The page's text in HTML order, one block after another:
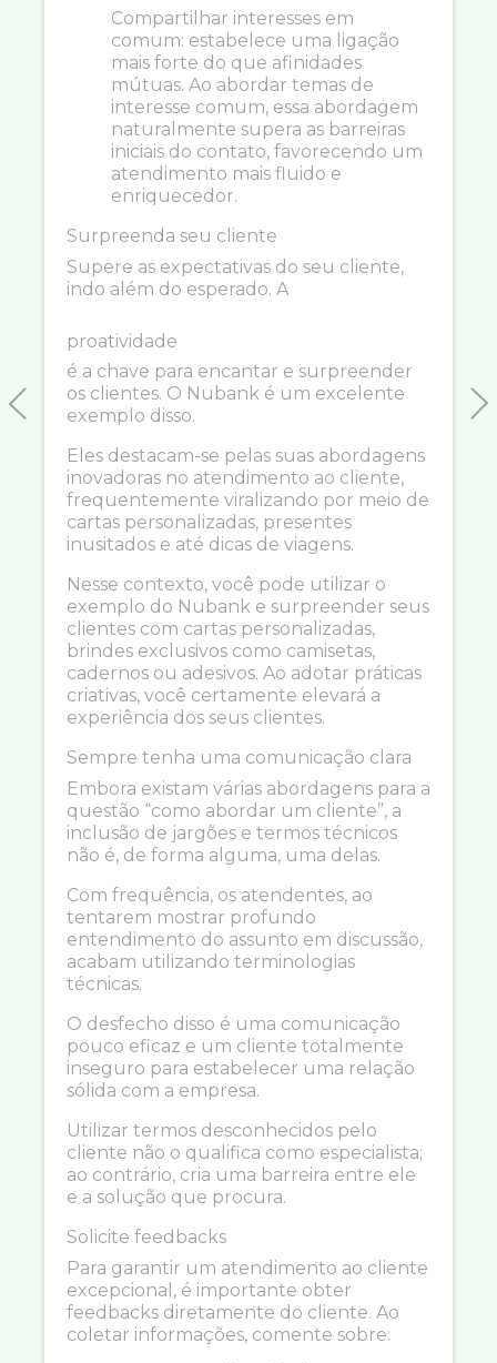
Previous
Compartilhar interesses em
comum: estabelece uma ligação
mais forte do que afinidades
mútuas. Ao abordar temas de
interesse comum, essa abordagem
naturalmente supera as barreiras
iniciais do contato, favorecendo um
atendimento mais fluido e
enriquecedor.
Surpreenda seu cliente
Supere as expectativas do seu cliente,
indo além do esperado. A
proatividade
é a chave para encantar e surpreender
os clientes. O Nubank é um excelente
exemplo disso.
Eles destacam-se pelas suas abordagens
inovadoras no atendimento ao cliente,
frequentemente viralizando por meio de
cartas personalizadas, presentes
inusitados e até dicas de viagens.
Nesse contexto, você pode utilizar o
exemplo do Nubank e surpreender seus
clientes com cartas personalizadas,
brindes exclusivos como camisetas,
cadernos ou adesivos. Ao adotar práticas
criativas, você certamente elevará a
experiência dos seus clientes.
Sempre tenha uma comunicação clara
Embora existam várias abordagens para a
questão “como abordar um cliente”, a
inclusão de jargões e termos técnicos
não é, de forma alguma, uma delas.
Com frequência, os atendentes, ao
tentarem mostrar profundo
entendimento do assunto em discussão,
acabam utilizando terminologias
técnicas.
O desfecho disso é uma comunicação
pouco eficaz e um cliente totalmente
inseguro para estabelecer uma relação
sólida com a empresa.
Utilizar termos desconhecidos pelo
cliente não o qualifica como especialista;
ao contrário, cria uma barreira entre ele
e a solução que procura.
Solicite feedbacks
Para garantir um atendimento ao cliente
excepcional, é importante obter
feedbacks diretamente do cliente. Ao
coletar informações, comente sobre: